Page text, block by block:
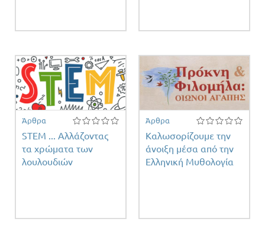
Άρθρα
STEM ... Αλλάζοντας
τα χρώματα των
λουλουδιών
Άρθρα
Καλωσορίζουμε την
άνοιξη μέσα από την
Ελληνική Μυθολογία